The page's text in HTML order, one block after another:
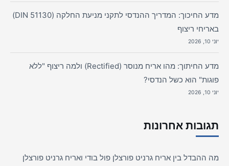
מדע החיכוך: המדריך ההנדסי לתקני מניעת החלקה (DIN 51130)
באריחי ריצוף
יוני 10, 2026
מדע החיתוך: מהו אריח מנוסר (Rectified) ולמה ריצוף "ללא
פוגות" הוא כשל הנדסי?
יוני 10, 2026
תגובות אחרונות
מה ההבדל בין אריח גרניט פורצלן פול בודי ואריח גרניט פורצלן